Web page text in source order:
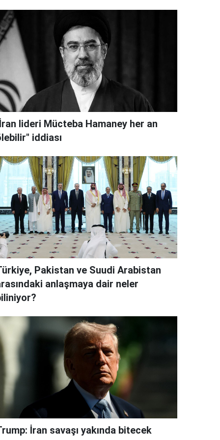
lideri Mücteba Hamaney her an
iddiası
Pakistan ve Suudi Arabistan
anlaşmaya dair neler
İran savaşı yakında bitecek